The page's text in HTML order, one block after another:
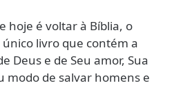
hoje é voltar à Bíblia, o
livro que contém a
Deus e de Seu amor, Sua
modo de salvar homens e